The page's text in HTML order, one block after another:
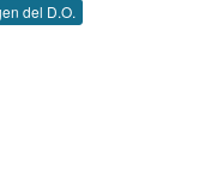
del D.O.